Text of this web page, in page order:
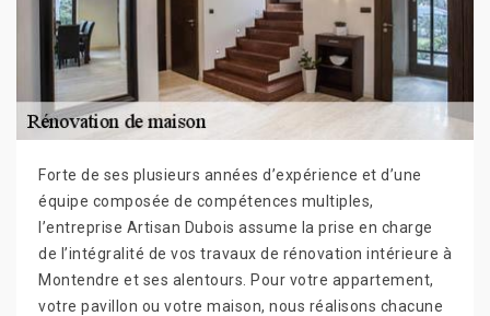
Forte de ses plusieurs années d’expérience et d’une
équipe composée de compétences multiples,
l’entreprise Artisan Dubois assume la prise en charge
de l’intégralité de vos travaux de rénovation intérieure à
Montendre et ses alentours. Pour votre appartement,
votre pavillon ou votre maison, nous réalisons chacune